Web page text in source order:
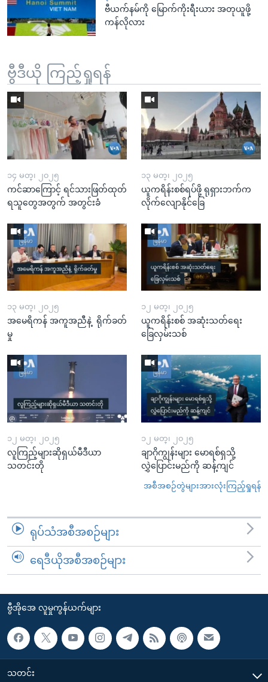
ဗီယက်နမ်ကို မြောက်ကိုးရီးယား အတုယူဖို့
ကန်လိုလား
ဗွီဒီယို ကြည့်ရှုရန်
၁၄ မတ္၊ ၂၀၂၅
ကင်ဆာကြောင့် ရင်သားဖြတ်ထုတ်
ရသူတွေအတွက် အတွင်းခံ
၁၃ မတ္၊ ၂၀၂၅
ယူကရိန်းစစ်ရပ်ဖို့ ရုရှားဘက်က
လိုက်လျောနိုင်ခြေ
၁၃ မတ္၊ ၂၀၂၅
အမေရိကန် အကူအညီနဲ့ ရိုက်ခတ်
မှု
၁၂ မတ္၊ ၂၀၂၅
ယူကရိန်းစစ် အဆုံးသတ်ရေး
ခြေလှမ်းသစ်
၁၂ မတ္၊ ၂၀၂၅
လူကြည့်များဆိုရှယ်မီဒီယာ
သတင်းတို
၁၂ မတ္၊ ၂၀၂၅
ချာဂိုကျွန်းများ မောရစ်ရှသို့
လွှဲပြောင်းမည်ကို ဆန့်ကျင်
အစီအစဉ်တွဲများအားလုံးကြည့်ရှုရန်
ရုပ်သံအစီအစဉ်များ
ရေဒီယိုအစီအစဉ်များ
ဗွီအိုအေ လူမှုကွန်ယက်များ
သတင်း